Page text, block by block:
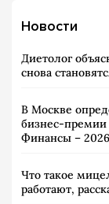
Новости
Диетолог
снова
В Москве
бизнес-премии
Финансы –
Что такое
работают,